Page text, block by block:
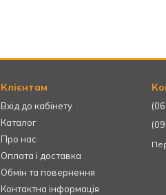
Клієнтам
Вхід до кабінету
Каталог
Про нас
Оплата і доставка
Обмін та повернення
Контактна інформація